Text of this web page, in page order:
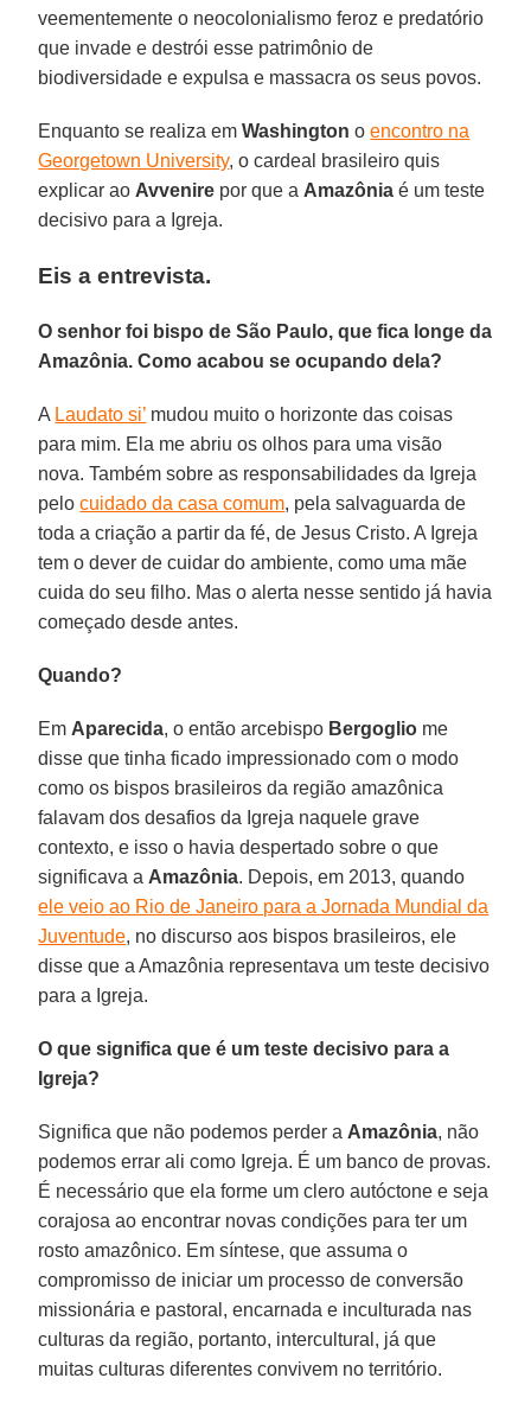
veementemente o neocolonialismo feroz e predatório
que invade e destrói esse patrimônio de
biodiversidade e expulsa e massacra os seus povos.
Enquanto se realiza emWashington oencontro na
Georgetown University, o cardeal brasileiro quis
explicar ao Avvenire por que a Amazônia é um teste
decisivo para a Igreja.
Eis a entrevista.
O senhor foi bispo de São Paulo, que fica longe da
Amazônia. Como acabou se ocupando dela?
A Laudato si’ mudou muito o horizonte das coisas
para mim. Ela me abriu os olhos para uma visão
nova. Também sobre as responsabilidades da Igreja
pelocuidado da casa comum, pela salvaguarda de
toda a criação a partir da fé, de Jesus Cristo. A Igreja
tem o dever de cuidar do ambiente, como uma mãe
cuida do seu filho. Mas o alerta nesse sentido já havia
começado desde antes.
Quando?
Em Aparecida, o então arcebispo Bergoglio me
disse que tinha ficado impressionado com o modo
como os bispos brasileiros da região amazônica
falavam dos desafios da Igreja naquele grave
contexto, e isso o havia despertado sobre o que
significava a Amazônia. Depois, em 2013, quando
ele veio ao Rio de Janeiro para a Jornada Mundial da
Juventude, no discurso aos bispos brasileiros, ele
disse que a Amazônia representava um teste decisivo
para a Igreja.
O que significa que é um teste decisivo para a
Igreja?
Significa que não podemos perder a Amazônia, não
podemos errar ali como Igreja. É um banco de provas.
É necessário que ela forme um clero autóctone e seja
corajosa ao encontrar novas condições para ter um
rosto amazônico. Em síntese, que assuma o
compromisso de iniciar um processo de conversão
missionária e pastoral, encarnada e inculturada nas
culturas da região, portanto, intercultural, já que
muitas culturas diferentes convivem no território.